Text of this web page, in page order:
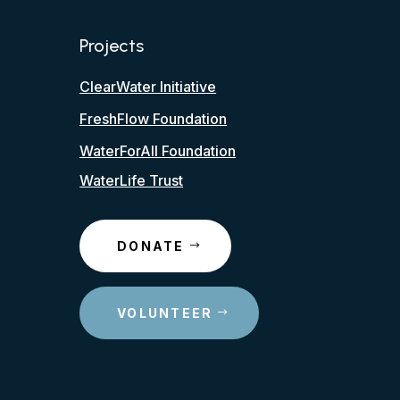
Projects
ClearWater Initiative
FreshFlow Foundation
WaterForAll Foundation
WaterLife Trust
DONATE
VOLUNTEER